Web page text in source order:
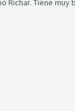
Richar. Tiene